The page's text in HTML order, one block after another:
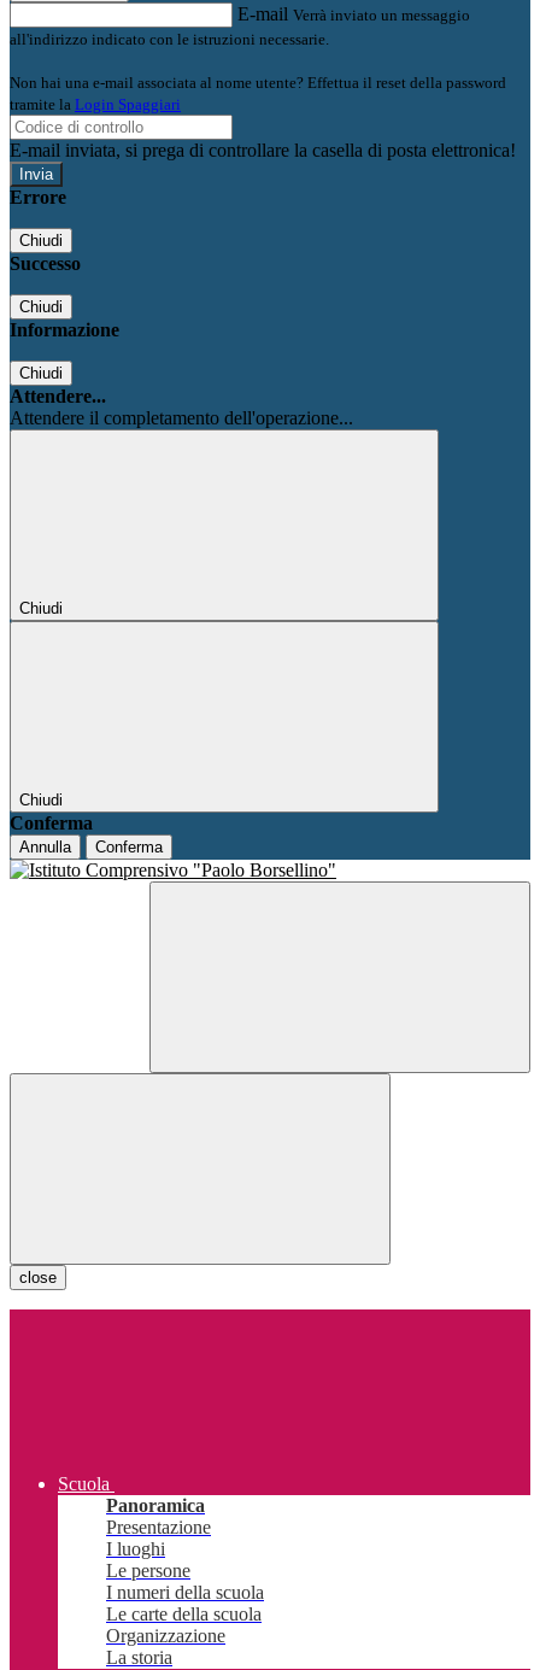
E-mail Verrà inviato un messaggio
all'indirizzo indicato con le istruzioni necessarie.
Non hai una e-mail associata al nome utente? Effettua il reset della password
tramite la Login Spaggiari
E-mail inviata, si prega di controllare la casella di posta elettronica!
Errore
Chiudi
Successo
Chiudi
Informazione
Chiudi
Attendere...
Attendere il completamento dell'operazione...
Chiudi
Chiudi
Conferma
Annulla Conferma
close
Scuola
Panoramica
Presentazione
I luoghi
Le persone
I numeri della scuola
Le carte della scuola
Organizzazione
La storia